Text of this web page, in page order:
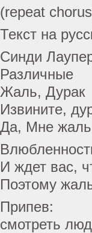
(repeat
Текст на
Синди
Различные
Жаль, Дурак
Извините,
Да, Мне жаль
И ждет вас,
Поэтому
Припев:
смотреть